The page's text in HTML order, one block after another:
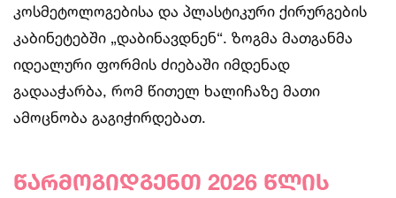
კოსმეტოლოგებისა და პლასტიკური ქირურგების
კაბინეტებში „დაბინავდნენ“. ზოგმა მათგანმა
იდეალური ფორმის ძიებაში იმდენად
გადააჭარბა, რომ წითელ ხალიჩაზე მათი
ამოცნობა გაგიჭირდებათ.
წარმოგიდგენთ 2026 წლის